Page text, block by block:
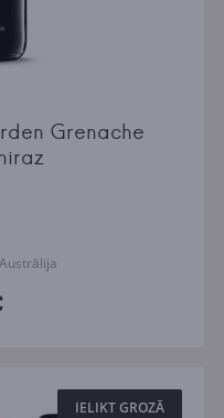
Grenache
IELIKT GROZĀ